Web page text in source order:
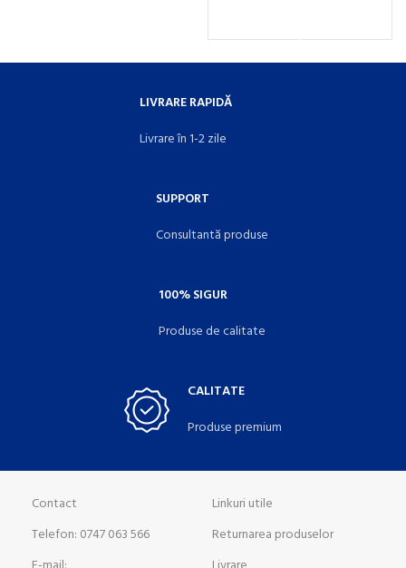
LIVRARE RAPIDĂ
Livrare în 1-2 zile
SUPPORT
Consultantă produse
100% SIGUR
Produse de calitate
CALITATE
Produse premium
Contact
Telefon: 0747 063 566
Linkuri utile
Returnarea produselor